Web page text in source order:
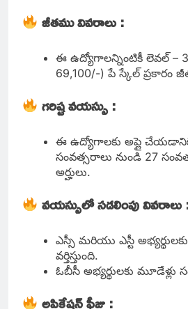
జీతము వివరాలు :
ఈ ఉద్యోగాలన్నింటికీ లెవల్ – 3
69,100/-) పే స్కేల్ ప్రకారం
గరిష్ట వయస్సు :
ఈ ఉద్యోగాలకు అప్లై
సంవత్సరాలు నుండి 27
అర్హులు.
వయస్సులో సడలింపు వివరాలు
ఎస్సీ మరియు ఎస్టీ
వర్తిస్తుంది.
ఓబీసీ అభ్యర్థులకు మూడేళ్లు
అప్లికేషన్ ఫీజు :